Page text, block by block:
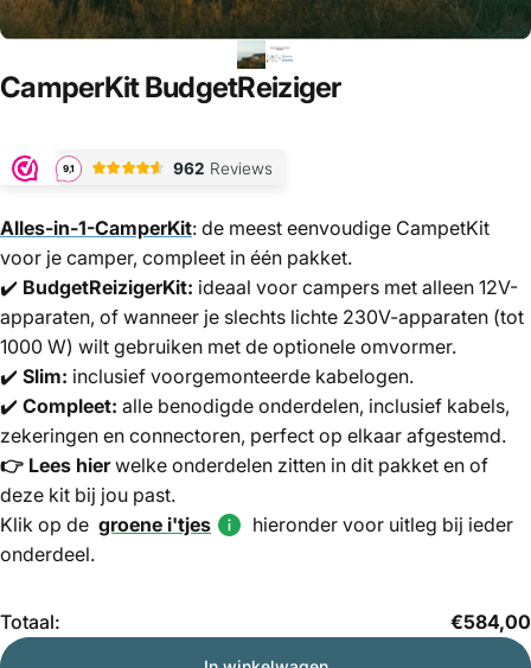
CamperKitBudgetReiziger
Alles-in-1-CamperKit: de meest eenvoudige CampetKit
voor je camper, compleet in één pakket.
✔️ BudgetReizigerKit: ideaal voor campers met alleen 12V-
apparaten, of wanneer je slechts lichte 230V-apparaten (tot
1000 W) wilt gebruiken met de optionele omvormer.
✔️ Slim: inclusief voorgemonteerde kabelogen.
✔️ Compleet: alle benodigde onderdelen, inclusief kabels,
zekeringen en connectoren, perfect op elkaar afgestemd.
👉 Lees hier welke onderdelen zitten in dit pakket en of
deze kit bij jou past.
Klik op de groene i'tjes
hieronder voor uitleg bij ieder
onderdeel.
Totaal: €584,00
Hoeveelheid